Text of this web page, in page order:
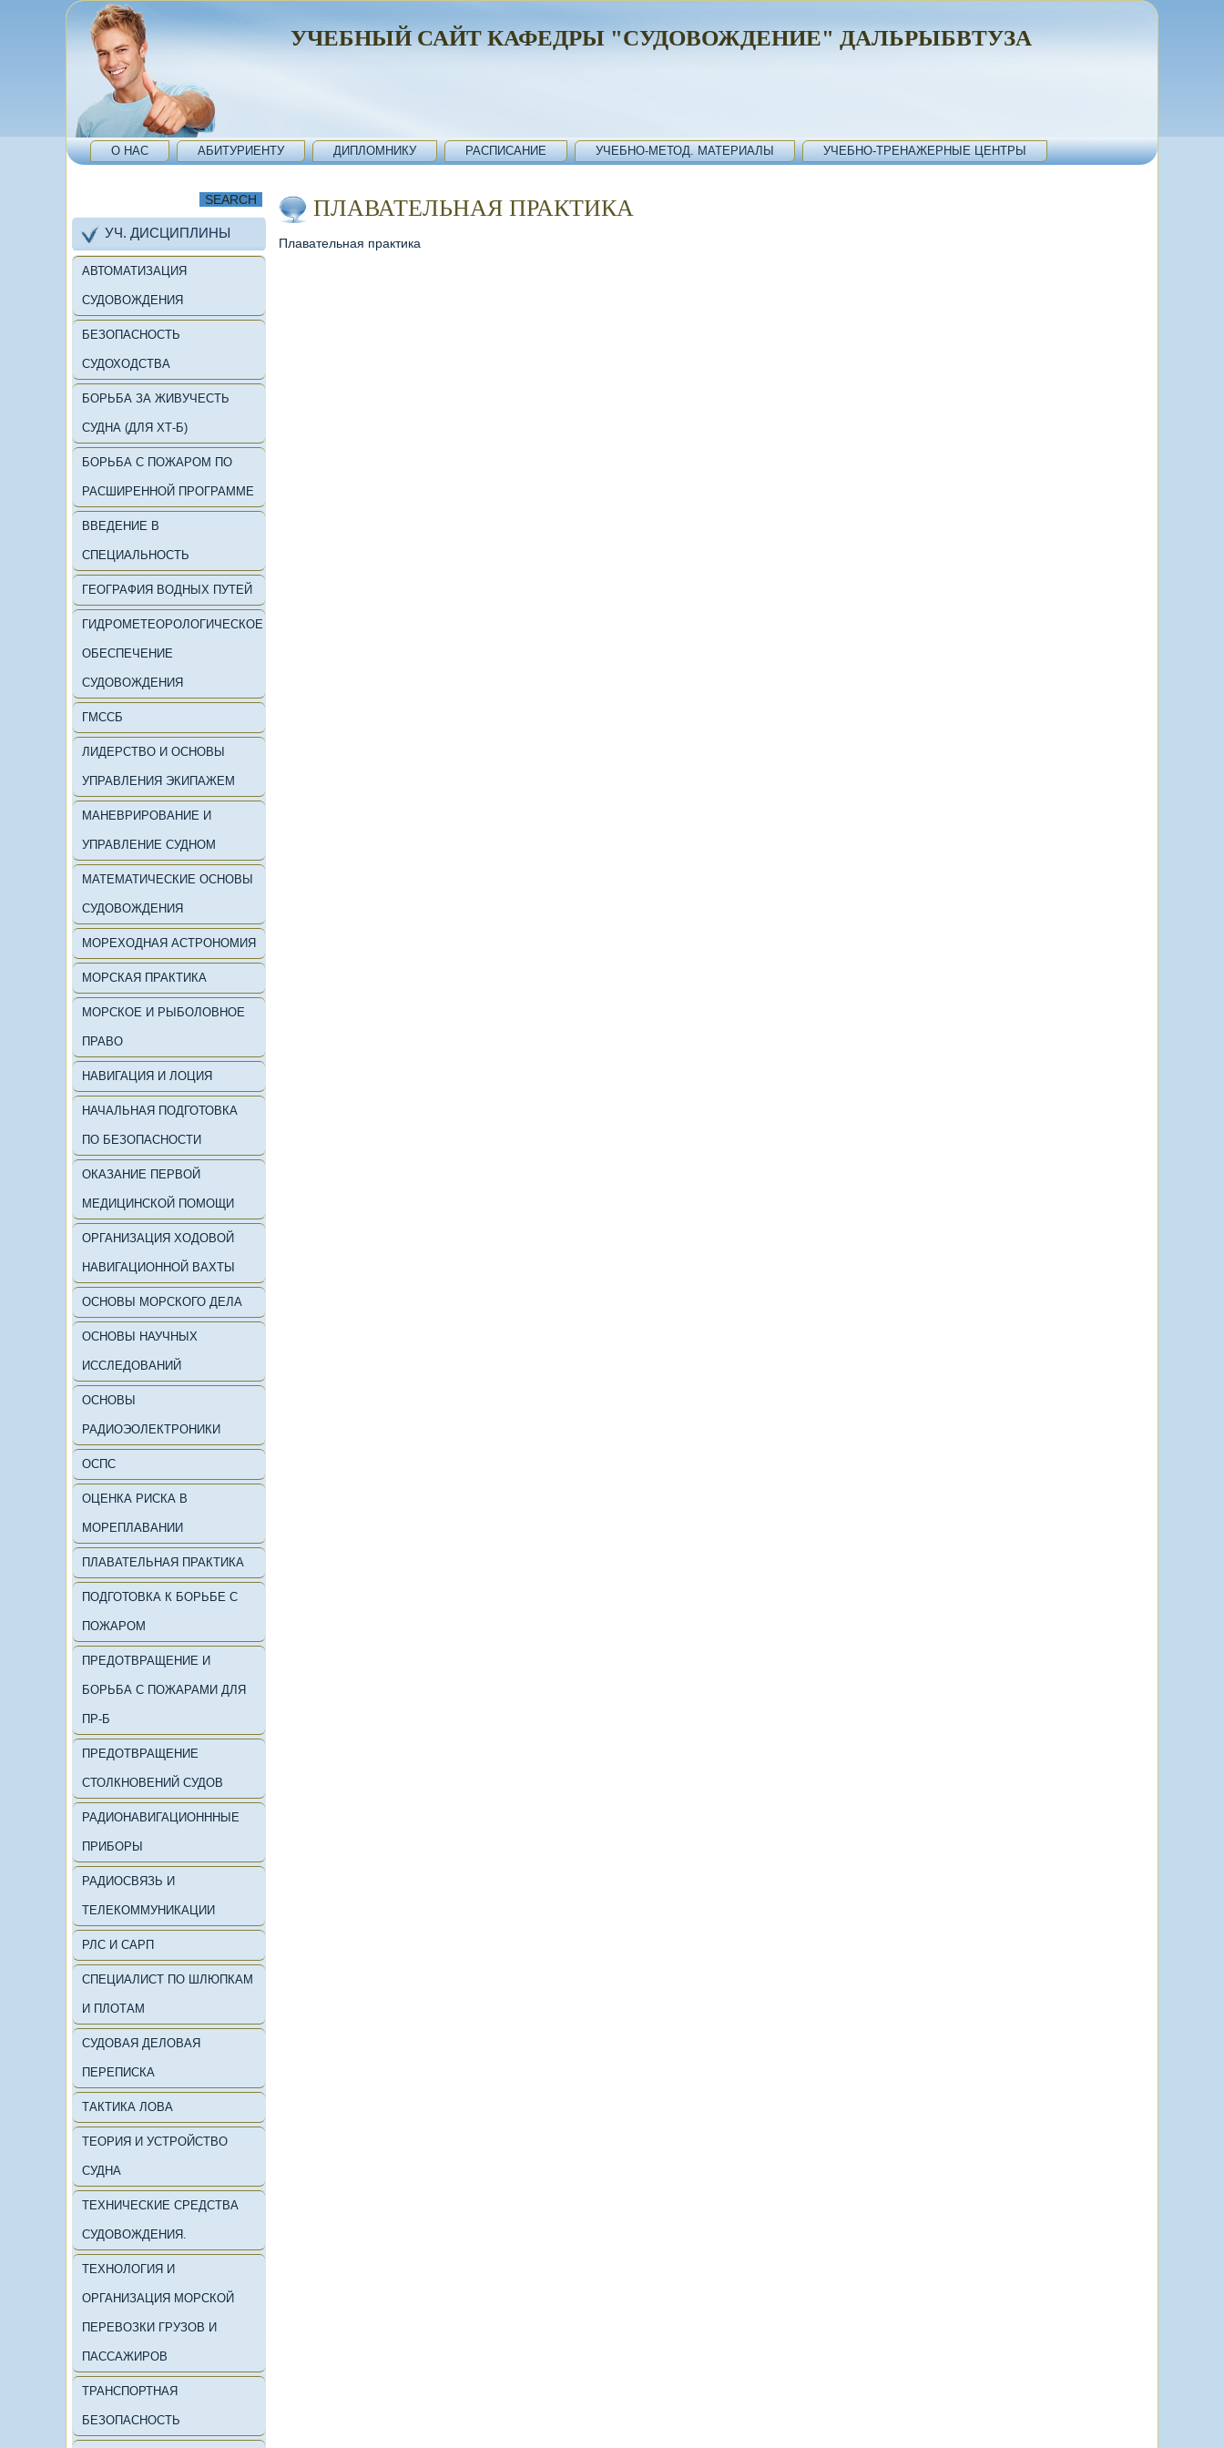
УЧЕБНЫЙ САЙТ КАФЕДРЫ "СУДОВОЖДЕНИЕ" ДАЛЬРЫБВТУЗА
О НАС АБИТУРИЕНТУ ДИПЛОМНИКУ РАСПИСАНИЕ УЧЕБНО-МЕТОД. МАТЕРИАЛЫ УЧЕБНО-ТРЕНАЖЕРНЫЕ ЦЕНТРЫ
УЧ. ДИСЦИПЛИНЫ
АВТОМАТИЗАЦИЯ
СУДОВОЖДЕНИЯ
БЕЗОПАСНОСТЬ
СУДОХОДСТВА
БОРЬБА ЗА ЖИВУЧЕСТЬ
СУДНА (ДЛЯ ХТ-Б)
БОРЬБА С ПОЖАРОМ ПО
РАСШИРЕННОЙ ПРОГРАММЕ
ВВЕДЕНИЕ В
СПЕЦИАЛЬНОСТЬ
ГЕОГРАФИЯ ВОДНЫХ ПУТЕЙ
ГИДРОМЕТЕОРОЛОГИЧЕСКОЕ
ОБЕСПЕЧЕНИЕ
СУДОВОЖДЕНИЯ
ГМССБ
ЛИДЕРСТВО И ОСНОВЫ
УПРАВЛЕНИЯ ЭКИПАЖЕМ
МАНЕВРИРОВАНИЕ И
УПРАВЛЕНИЕ СУДНОМ
МАТЕМАТИЧЕСКИЕ ОСНОВЫ
СУДОВОЖДЕНИЯ
МОРЕХОДНАЯ АСТРОНОМИЯ
МОРСКАЯ ПРАКТИКА
МОРСКОЕ И РЫБОЛОВНОЕ
ПРАВО
НАВИГАЦИЯ И ЛОЦИЯ
НАЧАЛЬНАЯ ПОДГОТОВКА
ПО БЕЗОПАСНОСТИ
ОКАЗАНИЕ ПЕРВОЙ
МЕДИЦИНСКОЙ ПОМОЩИ
ОРГАНИЗАЦИЯ ХОДОВОЙ
НАВИГАЦИОННОЙ ВАХТЫ
ОСНОВЫ МОРСКОГО ДЕЛА
ОСНОВЫ НАУЧНЫХ
ИССЛЕДОВАНИЙ
ОСНОВЫ
РАДИОЭОЛЕКТРОНИКИ
ОСПС
ОЦЕНКА РИСКА В
МОРЕПЛАВАНИИ
ПЛАВАТЕЛЬНАЯ ПРАКТИКА
ПОДГОТОВКА К БОРЬБЕ С
ПОЖАРОМ
ПРЕДОТВРАЩЕНИЕ И
БОРЬБА С ПОЖАРАМИ ДЛЯ
ПР-Б
ПРЕДОТВРАЩЕНИЕ
СТОЛКНОВЕНИЙ СУДОВ
РАДИОНАВИГАЦИОНННЫЕ
ПРИБОРЫ
РАДИОСВЯЗЬ И
ТЕЛЕКОММУНИКАЦИИ
РЛС И САРП
СПЕЦИАЛИСТ ПО ШЛЮПКАМ
И ПЛОТАМ
СУДОВАЯ ДЕЛОВАЯ
ПЕРЕПИСКА
ТАКТИКА ЛОВА
ТЕОРИЯ И УСТРОЙСТВО
СУДНА
ТЕХНИЧЕСКИЕ СРЕДСТВА
СУДОВОЖДЕНИЯ.
ТЕХНОЛОГИЯ И
ОРГАНИЗАЦИЯ МОРСКОЙ
ПЕРЕВОЗКИ ГРУЗОВ И
ПАССАЖИРОВ
ТРАНСПОРТНАЯ
БЕЗОПАСНОСТЬ
ПЛАВАТЕЛЬНАЯ ПРАКТИКА
Плавательная практика